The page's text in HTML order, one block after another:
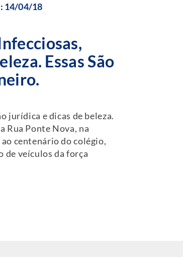
14/04/18
Essas São
jurídica e dicas de beleza.
Rua Ponte Nova, na
centenário do colégio,
de veículos da força